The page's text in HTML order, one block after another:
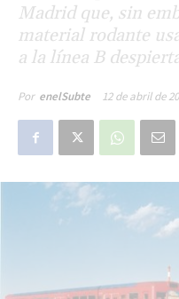
Madrid que, sin
material rodante
a la línea B
Por enelSubte 12 de abril de